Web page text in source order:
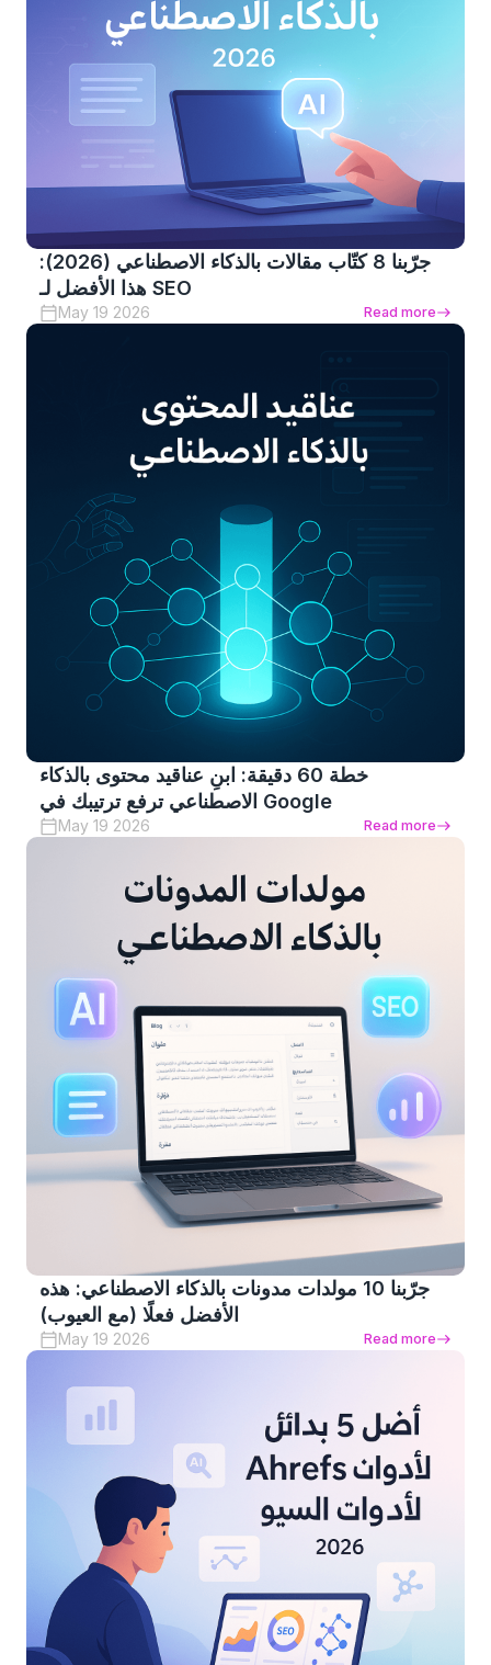
جرّبنا 8 كتّاب مقالات بالذكاء الاصطناعي (2026):
هذا الأفضل لـ SEO
May 19 2026 Read more
خطة 60 دقيقة: ابنِ عناقيد محتوى بالذكاء
الاصطناعي ترفع ترتيبك في Google
May 19 2026 Read more
جرّبنا 10 مولدات مدونات بالذكاء الاصطناعي: هذه
الأفضل فعلًا (مع العيوب)
May 19 2026 Read more